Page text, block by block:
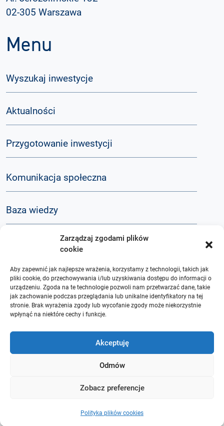
Zarządzaj zgodami plików
cookie
Aby zapewnić jak najlepsze wrażenia, korzystamy z technologii, takich jak
pliki cookie, do przechowywania i/lub uzyskiwania dostępu do informacji o
urządzeniu. Zgoda na te technologie pozwoli nam przetwarzać dane, takie
jak zachowanie podczas przeglądania lub unikalne identyfikatory na tej
stronie. Brak wyrażenia zgody lub wycofanie zgody może niekorzystnie
wpłynąć na niektóre cechy i funkcje.
Akceptuję
Odmów
Zobacz preferencje
Polityka plików cookies
02-305 Warszawa
Menu
Wyszukaj inwestycje
Aktualności
Przygotowanie inwestycji
Komunikacja społeczna
Baza wiedzy
O nas